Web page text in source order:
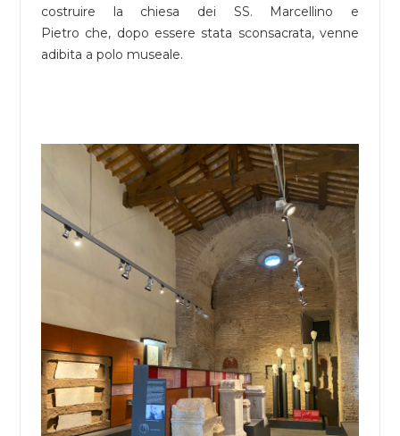
costruire la chiesa dei SS. Marcellino e
Pietro che, dopo essere stata sconsacrata, venne
adibita a polo museale.